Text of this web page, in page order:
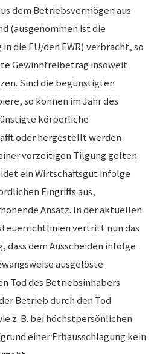
dem Betriebsvermögen aus
(ausgenommen ist die
die EU/den EWR) verbracht, so
Gewinnfreibetrag insoweit
Sind die begünstigten
so können im Jahr des
körperliche
oder hergestellt werden
vorzeitigen Tilgung gelten
ein Wirtschaftsgut infolge
Eingriffs aus,
Ansatz. In der aktuellen
vertritt nun das
dass dem Ausscheiden infolge
ausgelöste
Tod des Betriebsinhabers
Betrieb durch den Tod
z. B. bei höchstpersönlichen
einer Erbausschlagung kein